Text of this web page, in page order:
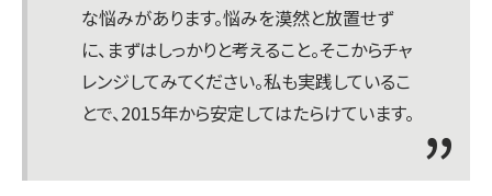
な悩みがあります。悩みを漠然と放置せず
に、まずはしっかりと考えること。そこからチャ
レンジしてみてください。私も実践しているこ
とで、2015年から安定してはたらけています。